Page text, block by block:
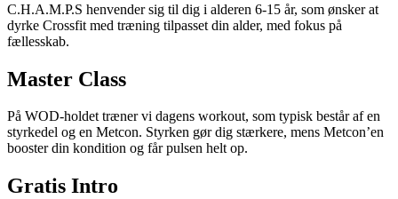
C.H.A.M.P.S henvender sig til dig i alderen 6-15 år, som ønsker at
dyrke Crossfit med træning tilpasset din alder, med fokus på
fællesskab.
Master Class​
På WOD-holdet træner vi dagens workout, som typisk består af en
styrkedel og en Metcon. Styrken gør dig stærkere, mens Metcon’en
booster din kondition og får pulsen helt op.
Gratis Intro